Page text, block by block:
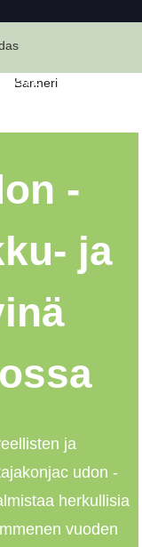
-
ja
ja
konjac udon -
herkullisia
vuoden